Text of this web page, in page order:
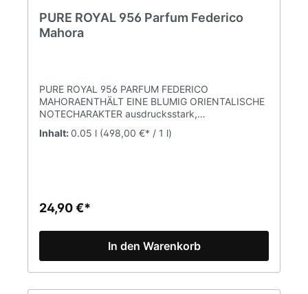
PURE ROYAL 956 Parfum Federico
Mahora
PURE ROYAL 956 PARFUM FEDERICO
MAHORAENTHÄLT EINE BLUMIG ORIENTALISCHE
NOTECHARAKTER ausdrucksstark,
luxuriösDUFTNOTENKOPFNOTE Muskatnuss,
Ingwer, MandarineHERZNOTE Nagarmotha,
Mahora).
Inhalt: 0.05 l (498,00 €* / 1 l)
24,90 €*
In den Warenkorb